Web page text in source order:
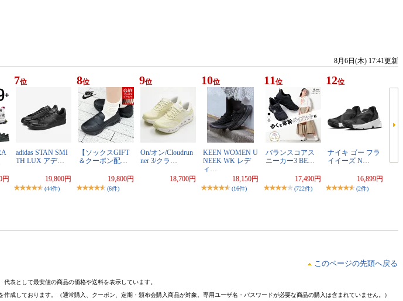
8月6日(木) 17:41更新
円
7位
adidas STAN SMI
TH LUX アデ…
19,800円
(44件)
8位
【ソックスGIFT
＆クーポン配…
19,800円
(6件)
9位
On/オン/Cloudrun
ner 3/クラ…
18,700円
10位
KEEN WOMEN U
NEEK WK レデ
ィ…
18,150円
(16件)
11 位
バランスコアス
ニーカー3 BE…
17,490円
(722件)
12位
ナイキ ゴー フラ
イイーズ N…
16,899円
(2件)
このページの先頭へ戻る
表として最安値の商品の価格や送料を表示しています。
しております。（通常購入、クーポン、定期・頒布会購入商品が対象。専用ユーザ名・パスワードが必要な商品の購入は含まれていません。）